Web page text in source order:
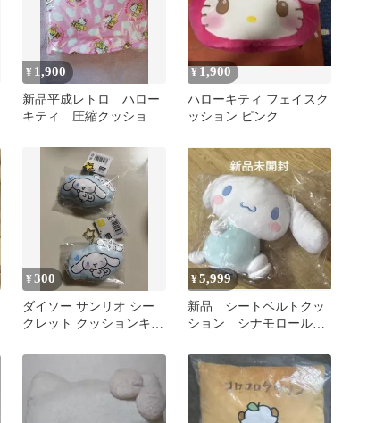
¥ 1,900
新品平成レトロ ハロー
キティ 圧縮クッショ
¥ 1,900
ハローキティ フェイスク
ッション ピンク
¥300
ダイソー サンリオ シー
クレット クッションキー
¥5,999
新品 シートベルトクッ
ション シナモロール
車